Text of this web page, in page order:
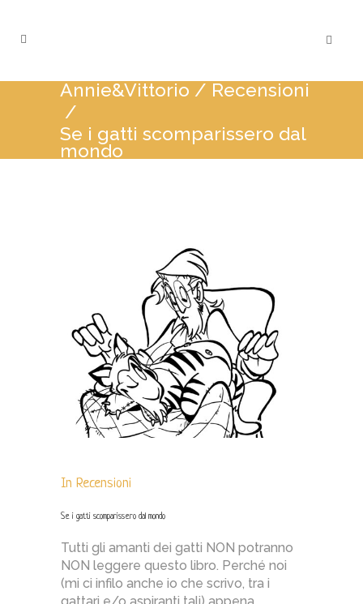
Annie&Vittorio / Recensioni
/
Se i gatti scomparissero dal
mondo
In Recensioni
Se i gatti scomparissero dal mondo
Tutti gli amanti dei gatti NON potranno
NON leggere questo libro. Perché noi
(mi ci infilo anche io che scrivo, tra i